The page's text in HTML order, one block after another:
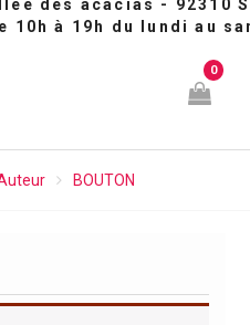
0
BOUTON